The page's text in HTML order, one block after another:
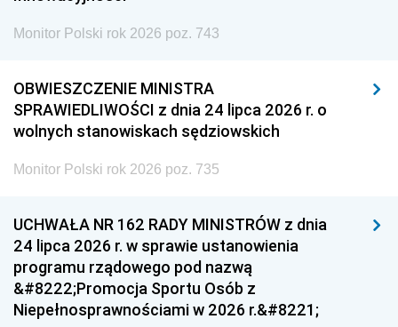
Monitor Polski rok 2026 poz. 743
OBWIESZCZENIE MINISTRA
SPRAWIEDLIWOŚCI z dnia 24 lipca 2026 r. o
wolnych stanowiskach sędziowskich
Monitor Polski rok 2026 poz. 735
UCHWAŁA NR 162 RADY MINISTRÓW z dnia
24 lipca 2026 r. w sprawie ustanowienia
programu rządowego pod nazwą
&#8222;Promocja Sportu Osób z
Niepełnosprawnościami w 2026 r.&#8221;